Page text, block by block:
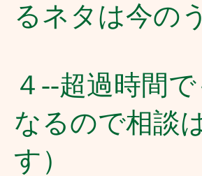
るネタは今の
４--超過時間
なるので相談
す）